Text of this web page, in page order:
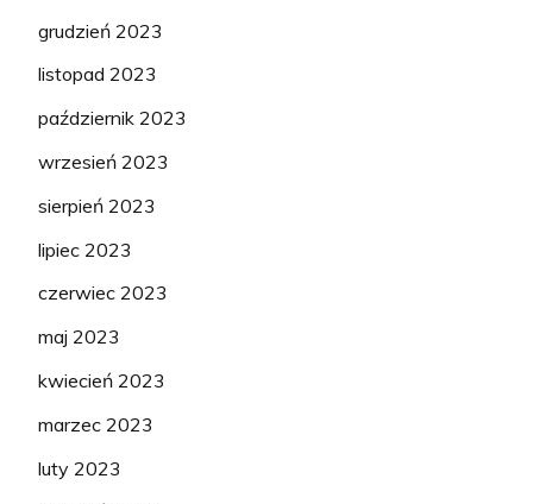
grudzień 2023
listopad 2023
październik 2023
wrzesień 2023
sierpień 2023
lipiec 2023
czerwiec 2023
maj 2023
kwiecień 2023
marzec 2023
luty 2023